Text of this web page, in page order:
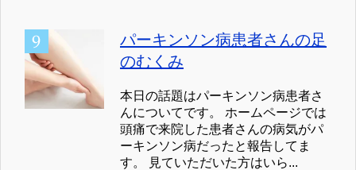
パーキンソン病患者さんの足
のむくみ
本日の話題はパーキンソン病患者さ
んについてです。 ホームページでは
頭痛で来院した患者さんの病気がパ
ーキンソン病だったと報告してま
す。 見ていただいた方はいら...